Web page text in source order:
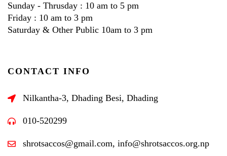
Sunday - Thrusday : 10 am to 5 pm
Friday : 10 am to 3 pm
Saturday & Other Public 10am to 3 pm
CONTACT INFO
Nilkantha-3, Dhading Besi, Dhading
010-520299
shrotsaccos@gmail.com, info@shrotsaccos.org.np